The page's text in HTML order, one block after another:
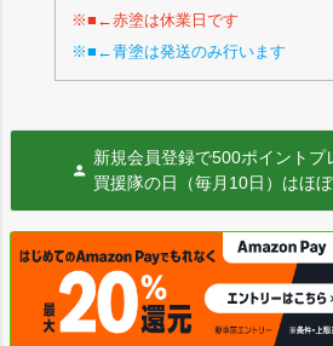
※■←赤塗は休業日です
※■←青塗は発送のみ行います
新規会員登録で500ポイントプ
買援隊の日（毎月10日）はほ